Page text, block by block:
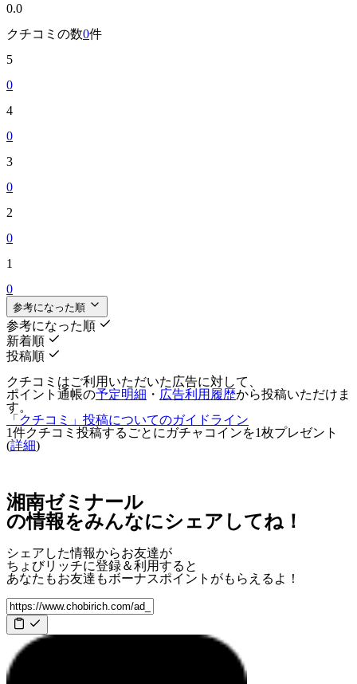
0.0
クチコミの数0件
5
0
4
0
3
0
2
0
1
0
参考になった順
参考になった順
新着順
投稿順
クチコミはご利用いただいた広告に対して、
ポイント通帳の予定明細 ・ 広告利用履歴から投稿いただけま
す。
「クチコミ」投稿についてのガイドライン
1件クチコミ投稿するごとに ガチャコインを1枚プレゼント
(詳細)
湘南ゼミナール
の情報をみんなにシェアしてね！
シェアした情報からお友達が
ちょびリッチに登録＆利用すると
あなたもお友達もボーナスポイント がもらえるよ！